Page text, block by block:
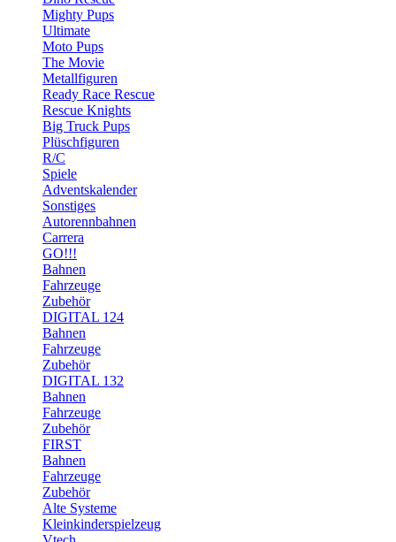
Mighty Pups
Ultimate
Moto Pups
The Movie
Metallfiguren
Ready Race Rescue
Rescue Knights
Big Truck Pups
Plüschfiguren
R/C
Spiele
Adventskalender
Sonstiges
Autorennbahnen
Carrera
GO!!!
Bahnen
Fahrzeuge
Zubehör
DIGITAL 124
Bahnen
Fahrzeuge
Zubehör
DIGITAL 132
Bahnen
Fahrzeuge
Zubehör
FIRST
Bahnen
Fahrzeuge
Zubehör
Alte Systeme
Kleinkinderspielzeug